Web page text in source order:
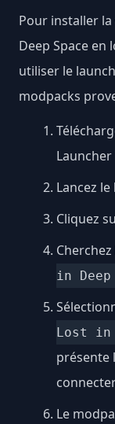
Pour installer
Deep Space en
utiliser le
modpacks
Lancez le
Cliquez
in Deep
Lost in
présente
Le